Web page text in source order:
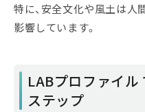
特に、安全文化や風土は人
影響しています。
LABプロファイル
ステップ